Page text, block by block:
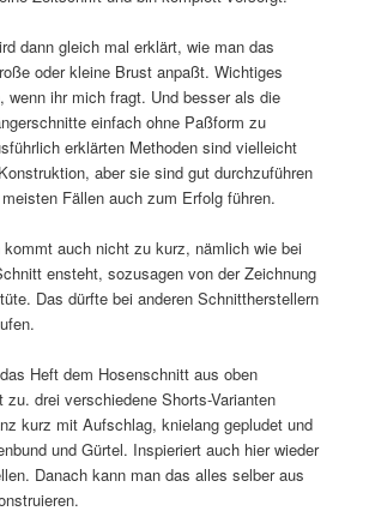
dann gleich mal erklärt, wie man das
oder kleine Brust anpaßt. Wichtiges
wenn ihr mich fragt. Und besser als die
einfach ohne Paßform zu
erklärten Methoden sind vielleicht
aber sie sind gut durchzuführen
Fällen auch zum Erfolg führen.
kommt auch nicht zu kurz, nämlich wie bei
ensteht, sozusagen von der Zeichnung
Das dürfte bei anderen Schnittherstellern
Heft dem Hosenschnitt aus oben
zu. drei verschiedene Shorts-Varianten
kurz mit Aufschlag, knielang gepludet und
und Gürtel. Inspieriert auch hier wieder
Danach kann man das alles selber aus